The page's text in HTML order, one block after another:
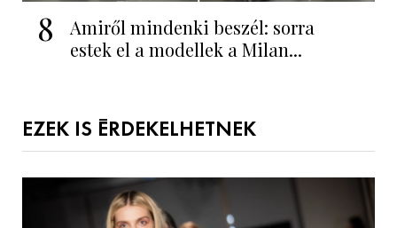
8
Amiről mindenki beszél: sorra
estek el a modellek a Milan...
EZEK IS ÉRDEKELHETNEK